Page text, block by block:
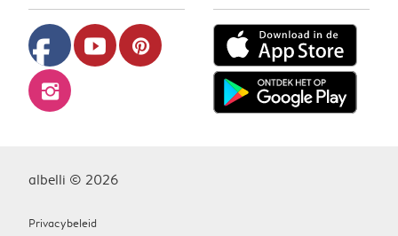
facebook youtube pinterest
instagram
albelli © 2026
Privacybeleid